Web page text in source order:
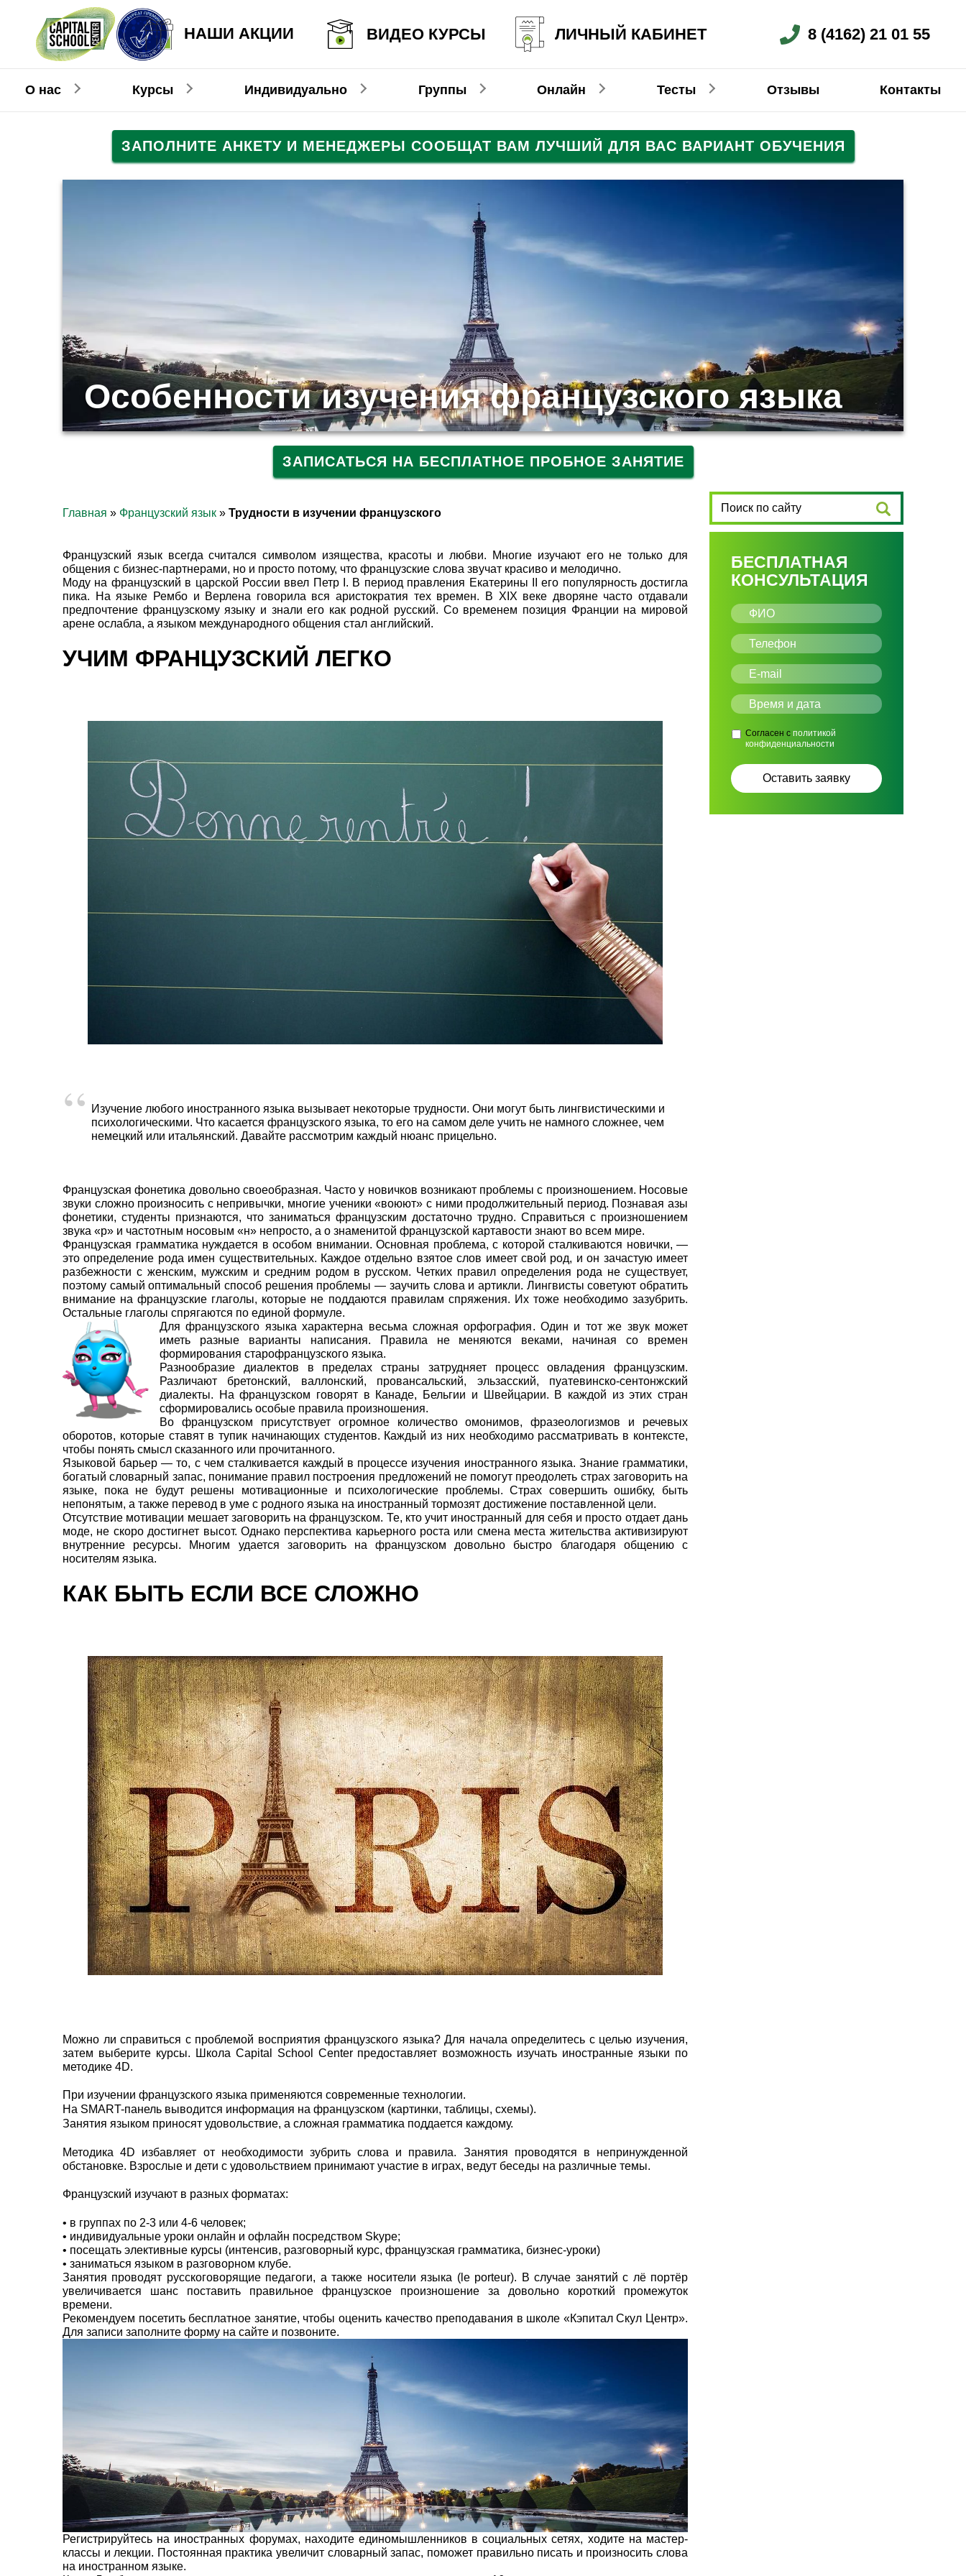
НАШИ АКЦИИ ВИДЕО КУРСЫ ЛИЧНЫЙ КАБИНЕТ 8 (4162) 21 01 55
О нас Курсы Индивидуально Группы Онлайн Тесты Отзывы Контакты
ЗАПОЛНИТЕ АНКЕТУ И МЕНЕДЖЕРЫ СООБЩАТ ВАМ ЛУЧШИЙ ДЛЯ ВАС ВАРИАНТ ОБУЧЕНИЯ
Особенности изучения французского языка
ЗАПИСАТЬСЯ НА БЕСПЛАТНОЕ ПРОБНОЕ ЗАНЯТИЕ
Главная » Французский язык » Трудности в изучении французского
Французский язык всегда считался символом изящества, красоты и любви. Многие изучают его не только для
общения с бизнес-партнерами, но и просто потому, что французские слова звучат красиво и мелодично.
Моду на французский в царской России ввел Петр I. В период правления Екатерины II его популярность достигла
пика. На языке Рембо и Верлена говорила вся аристократия тех времен. В XIX веке дворяне часто отдавали
предпочтение французскому языку и знали его как родной русский. Со временем позиция Франции на мировой
арене ослабла, а языком международного общения стал английский.
УЧИМ ФРАНЦУЗСКИЙ ЛЕГКО
Изучение любого иностранного языка вызывает некоторые трудности. Они могут быть лингвистическими и
психологическими. Что касается французского языка, то его на самом деле учить не намного сложнее, чем
немецкий или итальянский. Давайте рассмотрим каждый нюанс прицельно.
Французская фонетика довольно своеобразная. Часто у новичков возникают проблемы с произношением. Носовые
звуки сложно произносить с непривычки, многие ученики «воюют» с ними продолжительный период. Познавая азы
фонетики, студенты признаются, что заниматься французским достаточно трудно. Справиться с произношением
звука «р» и частотным носовым «н» непросто, а о знаменитой французской картавости знают во всем мире.
Французская грамматика нуждается в особом внимании. Основная проблема, с которой сталкиваются новички, —
это определение рода имен существительных. Каждое отдельно взятое слов имеет свой род, и он зачастую имеет
разбежности с женским, мужским и средним родом в русском. Четких правил определения рода не существует,
поэтому самый оптимальный способ решения проблемы — заучить слова и артикли. Лингвисты советуют обратить
внимание на французские глаголы, которые не поддаются правилам спряжения. Их тоже необходимо зазубрить.
Остальные глаголы спрягаются по единой формуле.
Для французского языка характерна весьма сложная орфография. Один и тот же звук может
иметь разные варианты написания. Правила не меняются веками, начиная со времен
формирования старофранцузского языка.
Разнообразие диалектов в пределах страны затрудняет процесс овладения французским.
Различают бретонский, валлонский, провансальский, эльзасский, пуатевинско-сентонжский
диалекты. На французском говорят в Канаде, Бельгии и Швейцарии. В каждой из этих стран
сформировались особые правила произношения.
Во французском присутствует огромное количество омонимов, фразеологизмов и речевых
оборотов, которые ставят в тупик начинающих студентов. Каждый из них необходимо рассматривать в контексте,
чтобы понять смысл сказанного или прочитанного.
Языковой барьер — то, с чем сталкивается каждый в процессе изучения иностранного языка. Знание грамматики,
богатый словарный запас, понимание правил построения предложений не помогут преодолеть страх заговорить на
языке, пока не будут решены мотивационные и психологические проблемы. Страх совершить ошибку, быть
непонятым, а также перевод в уме с родного языка на иностранный тормозят достижение поставленной цели.
Отсутствие мотивации мешает заговорить на французском. Те, кто учит иностранный для себя и просто отдает дань
моде, не скоро достигнет высот. Однако перспектива карьерного роста или смена места жительства активизируют
внутренние ресурсы. Многим удается заговорить на французском довольно быстро благодаря общению с
носителям языка.
КАК БЫТЬ ЕСЛИ ВСЕ СЛОЖНО
Можно ли справиться с проблемой восприятия французского языка? Для начала определитесь с целью изучения,
затем выберите курсы. Школа Capital School Center предоставляет возможность изучать иностранные языки по
методике 4D.
При изучении французского языка применяются современные технологии.
На SMART-панель выводится информация на французском (картинки, таблицы, схемы).
Занятия языком приносят удовольствие, а сложная грамматика поддается каждому.
Методика 4D избавляет от необходимости зубрить слова и правила. Занятия проводятся в непринужденной
обстановке. Взрослые и дети с удовольствием принимают участие в играх, ведут беседы на различные темы.
Французский изучают в разных форматах:
• в группах по 2-3 или 4-6 человек;
• индивидуальные уроки онлайн и офлайн посредством Skype;
• посещать элективные курсы (интенсив, разговорный курс, французская грамматика, бизнес-уроки)
• заниматься языком в разговорном клубе.
Занятия проводят русскоговорящие педагоги, а также носители языка (le porteur). В случае занятий с лё портёр
увеличивается шанс поставить правильное французское произношение за довольно короткий промежуток
времени.
Рекомендуем посетить бесплатное занятие, чтобы оценить качество преподавания в школе «Кэпитал Скул Центр».
Для записи заполните форму на сайте и позвоните.
Регистрируйтесь на иностранных форумах, находите единомышленников в социальных сетях, ходите на мастер-
классы и лекции. Постоянная практика увеличит словарный запас, поможет правильно писать и произносить слова
на иностранном языке.
БЕСПЛАТНАЯ
КОНСУЛЬТАЦИЯ
Согласен с политикой
конфиденциальности